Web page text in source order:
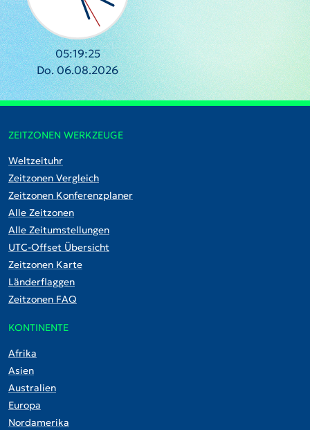
05:19:26
Do. 06.08.2026
ZEITZONEN WERKZEUGE
Weltzeituhr
Zeitzonen Vergleich
Zeitzonen Konferenzplaner
Alle Zeitzonen
Alle Zeitumstellungen
UTC-Offset Übersicht
Zeitzonen Karte
Länderflaggen
Zeitzonen FAQ
KONTINENTE
Afrika
Asien
Australien
Europa
Nordamerika